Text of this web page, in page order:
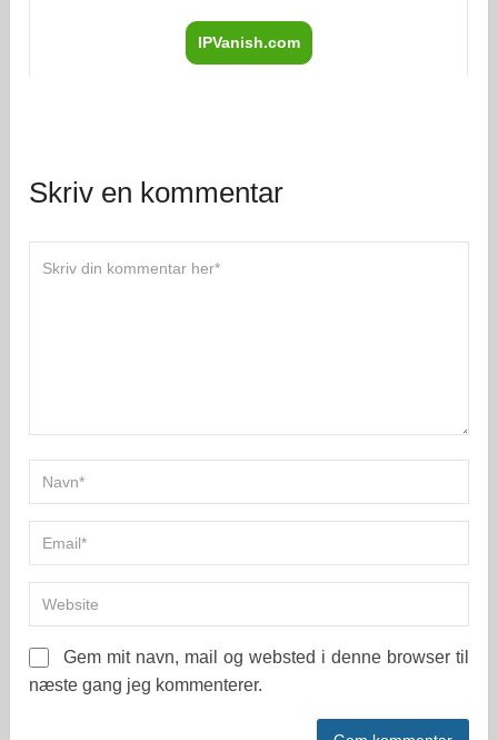
IPVanish.com
Skriv en kommentar
Gem mit navn, mail og websted i denne browser til
næste gang jeg kommenterer.